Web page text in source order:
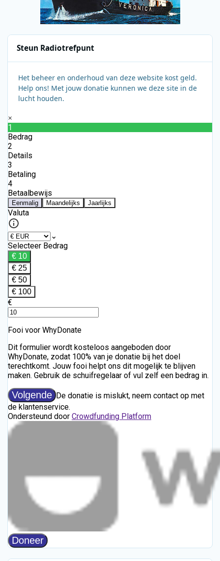
Steun Radiotrefpunt
Het beheer en onderhoud van deze website kost geld.
Help ons! Met jouw donatie kunnen we deze site in de
lucht houden.